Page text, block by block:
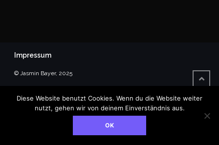
Impressum
© Jasmin Bayer, 2025
Diese Website benutzt Cookies. Wenn du die Website weiter
nutzt, gehen wir von deinem Einverständnis aus.
OK